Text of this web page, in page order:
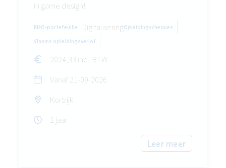
in game design!
KMO-portefeuille DigitaliseringOpleidingscheques
Vlaams opleidingsverlof
2024,33 incl. BTW
Vanaf 21-09-2026
Kortrijk
1 jaar
Leer meer